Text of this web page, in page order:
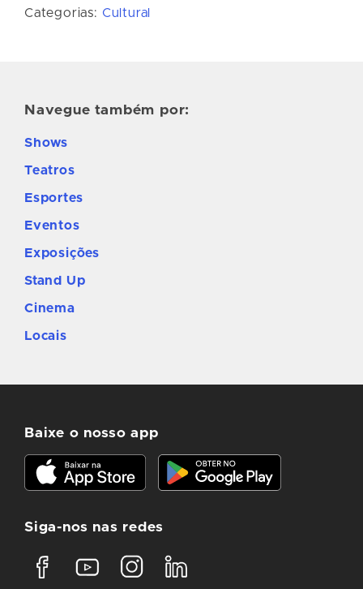
Categorias: Cultural
Navegue também por:
Shows
Teatros
Esportes
Eventos
Exposições
Stand Up
Cinema
Locais
Baixe o nosso app
Siga-nos nas redes